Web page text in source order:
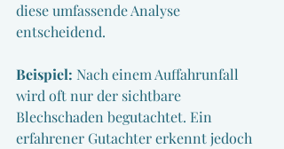
diese umfassende Analyse
entscheidend.
Beispiel: Nach einem Auffahrunfall
wird oft nur der sichtbare
Blechschaden begutachtet. Ein
erfahrener Gutachter erkennt jedoch